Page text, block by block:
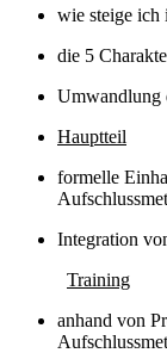
wie steige ich
die 5
Umwandlung
Hauptteil
formelle
Integration
Training
anhand von